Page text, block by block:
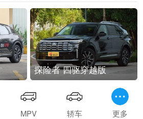
探险者 四驱穿越版
MPV 轿车 更多